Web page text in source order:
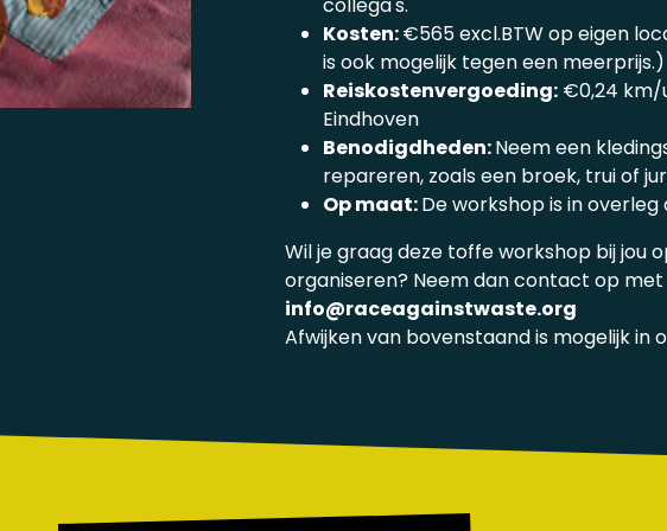
Kosten:€565 excl.BTW op eigen
is ook mogelijk tegen een meerprijs.)
Reiskostenvergoeding: €0,24 km/
Eindhoven
Benodigdheden:Neem een
repareren, zoals een broek, trui of
Op maat:De workshop is in
Wil je graag deze toffe workshop bij jou
organiseren? Neem dan contact op met
info@raceagainstwaste.org
Afwijken van bovenstaand is mogelijk in